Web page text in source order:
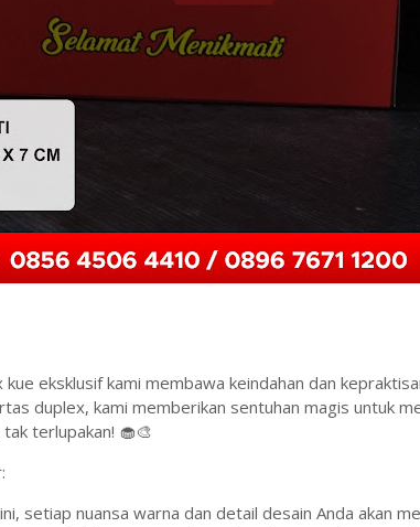
kue eksklusif kami membawa keindahan dan
duplex, kami memberikan sentuhan magis untuk
terlupakan! 🧁🎨
setiap nuansa warna dan detail desain Anda akan